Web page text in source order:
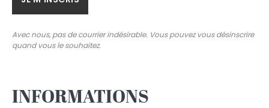
Avec nous, pas de courrier indésirable. Vous pouvez vous désinscrire
quand vous le souhaitez.
INFORMATIONS